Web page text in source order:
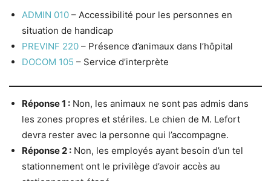
ADMIN 010 – Accessibilité pour les personnes en
situation de handicap
PREVINF 220 – Présence d’animaux dans l’hôpital
DOCOM 105 – Service d’interprète
Réponse 1 : Non, les animaux ne sont pas admis dans
les zones propres et stériles. Le chien de M. Lefort
devra rester avec la personne qui l’accompagne.
Réponse 2 : Non, les employés ayant besoin d’un tel
stationnement ont le privilège d’avoir accès au